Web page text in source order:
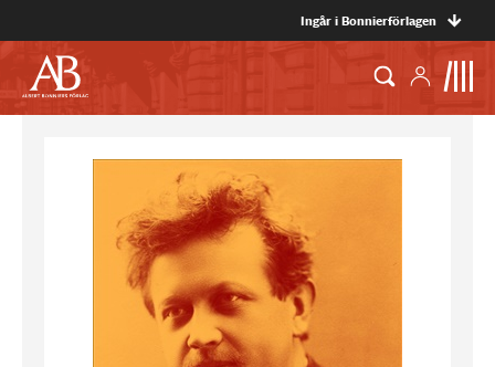
Ingår i Bonnierförlagen